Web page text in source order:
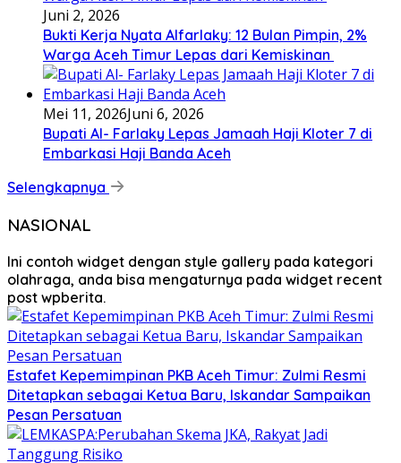
Juni 2, 2026
Bukti Kerja Nyata Alfarlaky: 12 Bulan Pimpin, 2%
Warga Aceh Timur Lepas dari Kemiskinan ‎
Mei 11, 2026Juni 6, 2026
Bupati Al- Farlaky Lepas Jamaah Haji Kloter 7 di
Embarkasi Haji Banda Aceh
Selengkapnya
NASIONAL
Ini contoh widget dengan style gallery pada kategori
olahraga, anda bisa mengaturnya pada widget recent
post wpberita.
Estafet Kepemimpinan PKB Aceh Timur: Zulmi Resmi
Ditetapkan sebagai Ketua Baru, Iskandar Sampaikan
Pesan Persatuan